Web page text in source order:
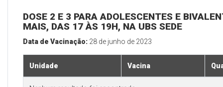
DOSE 2 E 3 PARA ADOLESCENTES E
MAIS, DAS 17 ÀS 19H, NA UBS SEDE
Data de Vacinação: 28 de junho de 2023
Unidade Vacina